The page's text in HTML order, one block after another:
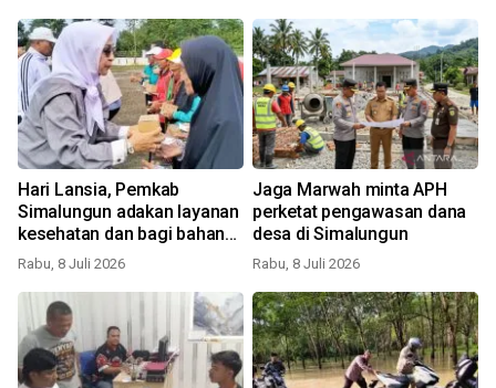
Hari Lansia, Pemkab
Simalungun adakan layanan
kesehatan dan bagi bahan
pokok
Rabu, 8 Juli 2026
Jaga Marwah minta APH
perketat pengawasan dana
desa di Simalungun
Rabu, 8 Juli 2026